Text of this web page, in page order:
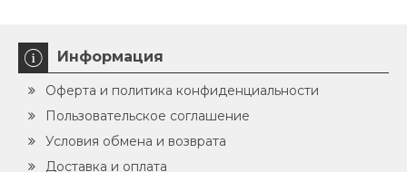
Информация
Оферта и политика конфиденциальности
Пользовательское соглашение
Условия обмена и возврата
Доставка и оплата